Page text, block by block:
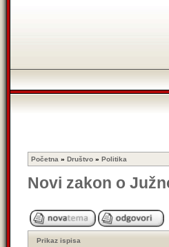
Početna » Društvo » Politika
Novi zakon o
Prikaz ispisa